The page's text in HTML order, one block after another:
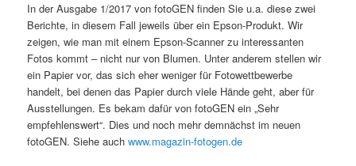
In der Ausgabe 1/2017 von fotoGEN finden Sie u.a. diese zwei
Berichte, in diesem Fall jeweils über ein Epson-Produkt. Wir
zeigen, wie man mit einem Epson-Scanner zu interessanten
Fotos kommt – nicht nur von Blumen. Unter anderem stellen wir
ein Papier vor, das sich eher weniger für Fotowettbewerbe
handelt, bei denen das Papier durch viele Hände geht, aber für
Ausstellungen. Es bekam dafür von fotoGEN ein „Sehr
empfehlenswert“. Dies und noch mehr demnächst im neuen
fotoGEN. Siehe auchwww.magazin-fotogen.de